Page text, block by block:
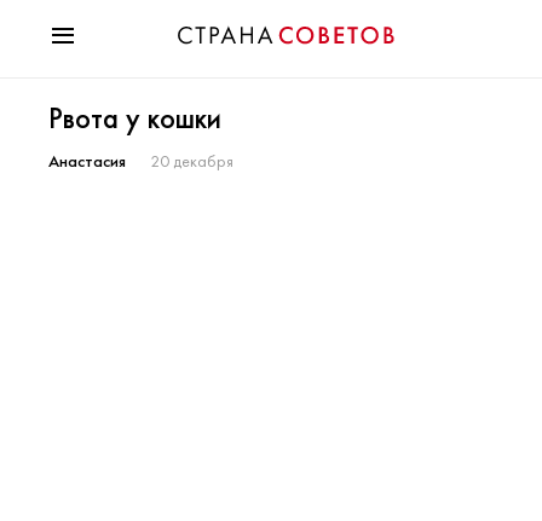
Мода
Звезды
Рвота у кошки
Анастасия 20 декабря